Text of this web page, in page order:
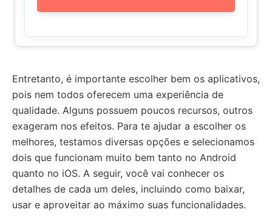
Entretanto, é importante escolher bem os aplicativos,
pois nem todos oferecem uma experiência de
qualidade. Alguns possuem poucos recursos, outros
exageram nos efeitos. Para te ajudar a escolher os
melhores, testamos diversas opções e selecionamos
dois que funcionam muito bem tanto no Android
quanto no iOS. A seguir, você vai conhecer os
detalhes de cada um deles, incluindo como baixar,
usar e aproveitar ao máximo suas funcionalidades.